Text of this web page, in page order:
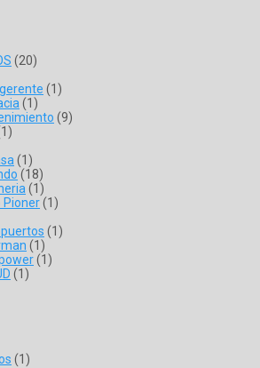
(20)
(1)
(1)
(9)
(1)
(18)
(1)
Pioner(1)
(1)
(1)
(1)
(1)
(1)